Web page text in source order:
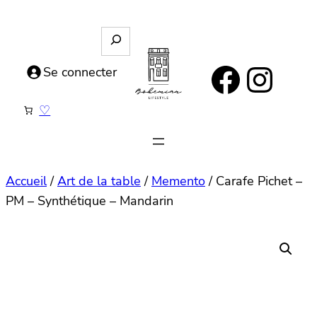
https://www.facebook.com/bohemianlifestyle.be Instagram
e
c
e
Se connecter
♡
Accueil/Art de la table / Memento/ Carafe Pichet –
PM – Synthétique – Mandarin